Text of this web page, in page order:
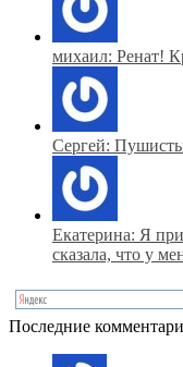
михаил: Ренат!
Сергей:
Екатерина: Я
сказала, что у
Последние